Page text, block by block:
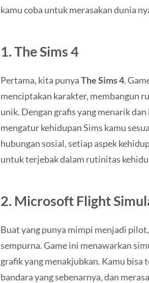
kamu coba untuk merasakan dunia
1.The Sims 4
Pertama, kita punyaThe Sims 4.
menciptakan karakter, membangun
unik. Dengan grafis yang menarik
mengatur kehidupan Sims kamu
hubungan sosial, setiap aspek
untuk terjebak dalam rutinitas
2. Microsoft Flight
Buat yang punya mimpi menjadi pilot,
sempurna. Game ini menawarkan
grafik yang menakjubkan. Kamu bisa
bandara yang sebenarnya, dan